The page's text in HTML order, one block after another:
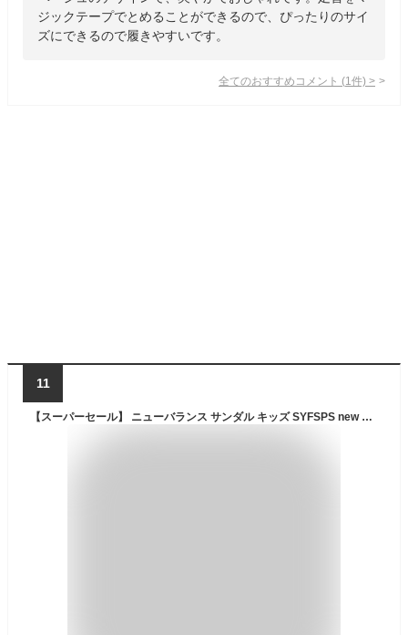
ジックテープでとめることができるので、ぴったりのサイ
ズにできるので履きやすいです。
全てのおすすめコメント (1 件) >
11
【スーパーセール】 ニューバランス サンダル キッズ SYFSPS new balance SPSD v1 Sandal スポーツサンダル